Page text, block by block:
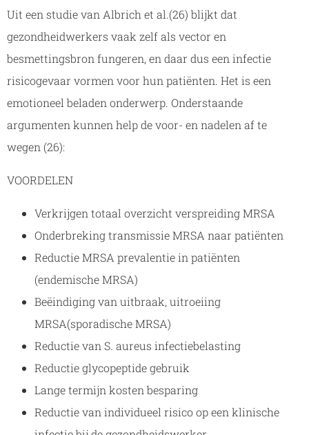
Uit een studie van Albrich et al.(26) blijkt dat
gezondheidwerkers vaak zelf als vector en
besmettingsbron fungeren, en daar dus een infectie
risicogevaar vormen voor hun patiënten. Het is een
emotioneel beladen onderwerp. Onderstaande
argumenten kunnen help de voor- en nadelen af te
wegen (26):
VOORDELEN
Verkrijgen totaal overzicht verspreiding MRSA
Onderbreking transmissie MRSA naar patiënten
Reductie MRSA prevalentie in patiënten
(endemische MRSA)
Beëindiging van uitbraak, uitroeiing
MRSA(sporadische MRSA)
Reductie van S. aureus infectiebelasting
Reductie glycopeptide gebruik
Lange termijn kosten besparing
Reductie van individueel risico op een klinische